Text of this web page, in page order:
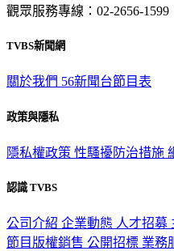
觀眾服務專線：02-2656-1599
TVBS新聞網
關於我們 56新聞台節目表
政策與隱私
隱私權政策 性騷擾防治措施
認識 TVBS
公司介紹 企業動態 人才招募
節目版權銷售 公開招標 業務